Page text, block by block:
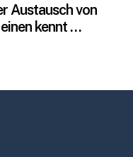
Austausch von
kennt …